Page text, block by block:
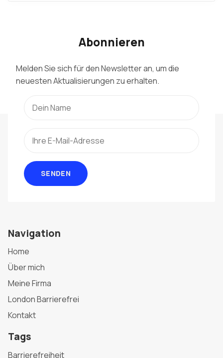
Abonnieren
Melden Sie sich für den Newsletter an, um die
neuesten Aktualisierungen zu erhalten.
SENDEN
Navigation
Home
Über mich
Meine Firma
London Barrierefrei
Kontakt
Tags
Barrierefreiheit